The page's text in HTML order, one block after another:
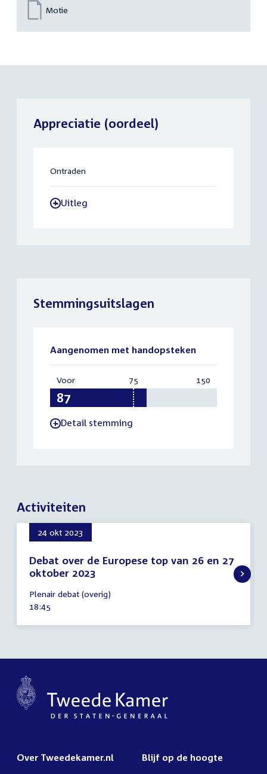
Motie
Appreciatie (oordeel)
Ontraden
-Uitleg
Stemmingsuitslagen
Aangenomen met handopsteken
Voor:
75 150
-Detail stemming
Activiteiten
24 okt 2023
Debat over de Europese top van 26 en 27
oktober 2023
oktober
2023
Plenair debat (overig)
Tijd
18:45
Over Tweedekamer.nl Blijf op de hoogte